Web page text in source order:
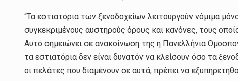
“Τα εστιατόρια των ξενοδοχείων λειτουργούν νόμιμα
συγκεκριμένους αυστηρούς όρους και κανόνες, τους
Αυτό σημειώνει σε ανακοίνωση της η Πανελλήνια
τα εστιατόρια δεν είναι δυνατόν να κλείσουν όσο τα
οι πελάτες που διαμένουν σε αυτά, πρέπει να